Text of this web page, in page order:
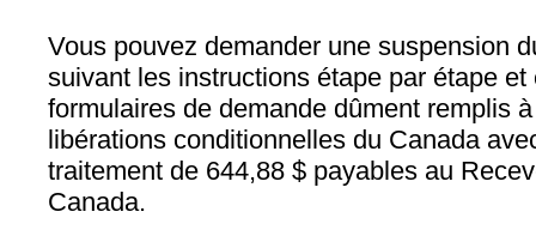
Vous pouvez demander une suspension
suivant les instructions étape par étape
formulaires de demande dûment remplis
libérations conditionnelles du Canada
traitement de 644,88 $ payables au
Canada.